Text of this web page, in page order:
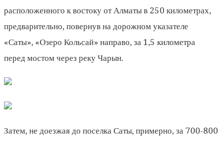
расположенного к востоку от Алматы в 250 километрах,
предварительно, повернув на дорожном указателе
«Саты», «Озеро Кольсай» направо, за 1,5 километра
перед мостом через реку Чарын.
Затем, не доезжая до поселка Саты, примерно, за 700-800